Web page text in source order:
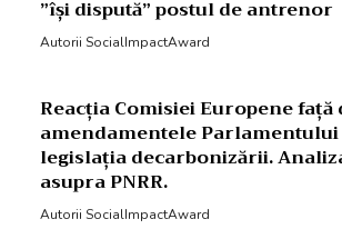
”își dispută” postul de antrenor
Autorii SocialImpactAward
Reacția Comisiei Europene față
amendamentele
legislația decarbonizării.
asupra PNRR.
Autorii SocialImpactAward